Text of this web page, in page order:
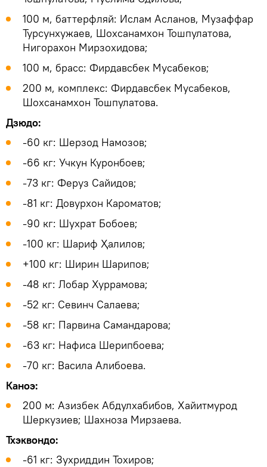
100 м, баттерфляй: Ислам Асланов, Музаффар
Турсунхужаев, Шохсанамхон Тошпулатова,
Нигорахон Мирзохидова;
100 м, брасс: Фирдавсбек Мусабеков;
200 м, комплекс: Фирдавсбек Мусабеков,
Шохсанамхон Тошпулатова.
Дзюдо:
-60 кг: Шерзод Намозов;
-66 кг: Учкун Куронбоев;
-73 кг: Феруз Сайидов;
-81 кг: Довурхон Кароматов;
-90 кг: Шухрат Бобоев;
-100 кг: Шариф Ҳалилов;
+100 кг: Ширин Шарипов;
-48 кг: Лобар Хуррамова;
-52 кг: Севинч Салаева;
-58 кг: Парвина Самандарова;
-63 кг: Нафиса Шерипбоева;
-70 кг: Васила Алибоева.
Каноэ:
200 м: Азизбек Абдулхабибов, Хайитмурод
Шеркузиев; Шахноза Мирзаева.
Тхэквондо:
-61 кг: Зухриддин Тохиров;